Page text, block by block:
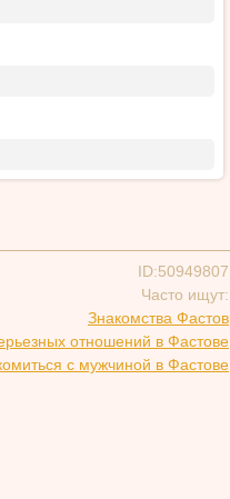
ID:50949807
Часто ищут:
Знакомства Фастов
отношений в Фастове
с мужчиной в Фастове